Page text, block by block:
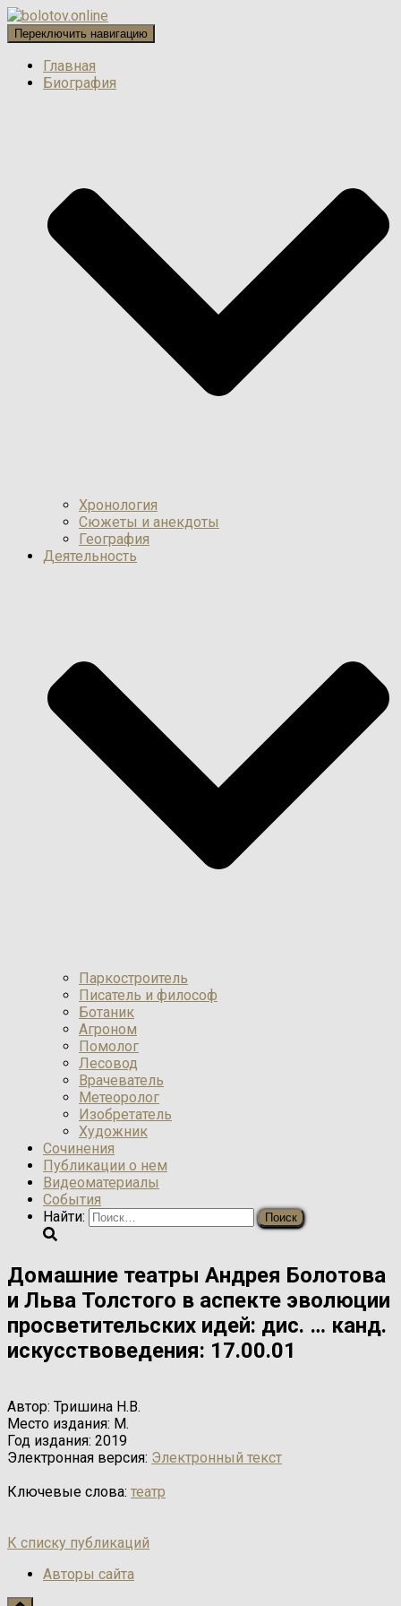
Переключить навигацию
Главная
Биография
Хронология
Сюжеты и анекдоты
География
Деятельность
Паркостроитель
Писатель и философ
Ботаник
Агроном
Помолог
Лесовод
Врачеватель
Метеоролог
Изобретатель
Художник
Сочинения
Публикации о нем
Видеоматериалы
События
Найти:
Домашние театры Андрея Болотова
и Льва Толстого в аспекте эволюции
просветительских идей: дис. … канд.
искусствоведения: 17.00.01
Автор: Тришина Н.В.
Место издания: М.
Год издания: 2019
Электронная версия: Электронный текст
Ключевые слова: театр
К списку публикаций
Авторы сайта